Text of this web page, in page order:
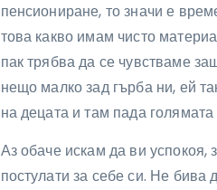
пенсиониране, то значи е
това какво имам чисто
пак трябва да се чувстваме
нещо малко зад гърба ни, ей
на децата и там пада голямата
Аз обаче искам да ви
постулати за себе си. Не